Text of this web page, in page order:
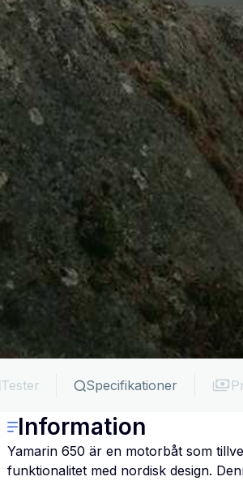
Tester Specifikationer
Information
Yamarin 650 är en motorbåt som
funktionalitet med nordisk design.